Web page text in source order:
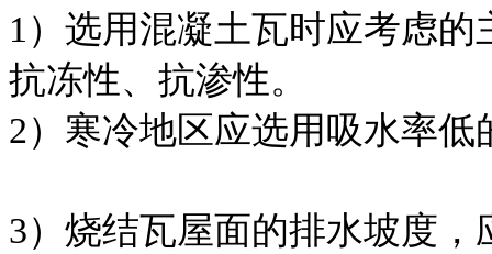
1）选用混凝土瓦时应考虑
抗冻性、抗渗性。
2）寒冷地区应选用吸水率低
3）烧结瓦屋面的排水坡度